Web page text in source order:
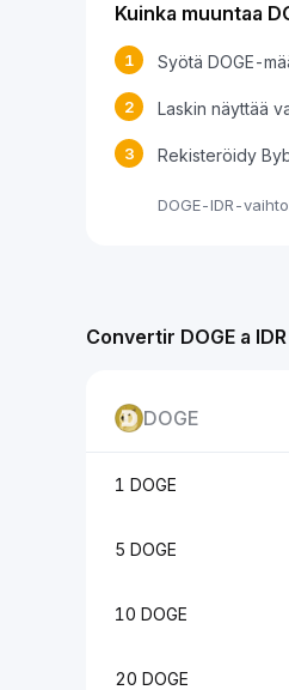
Kuinka muuntaa
1 Syötä DOGE-
2 Laskin näyttää
3 Rekisteröidy
DOGE-IDR-
Convertir DOGE a IDR
DOGE
1 DOGE
5 DOGE
10 DOGE
20 DOGE